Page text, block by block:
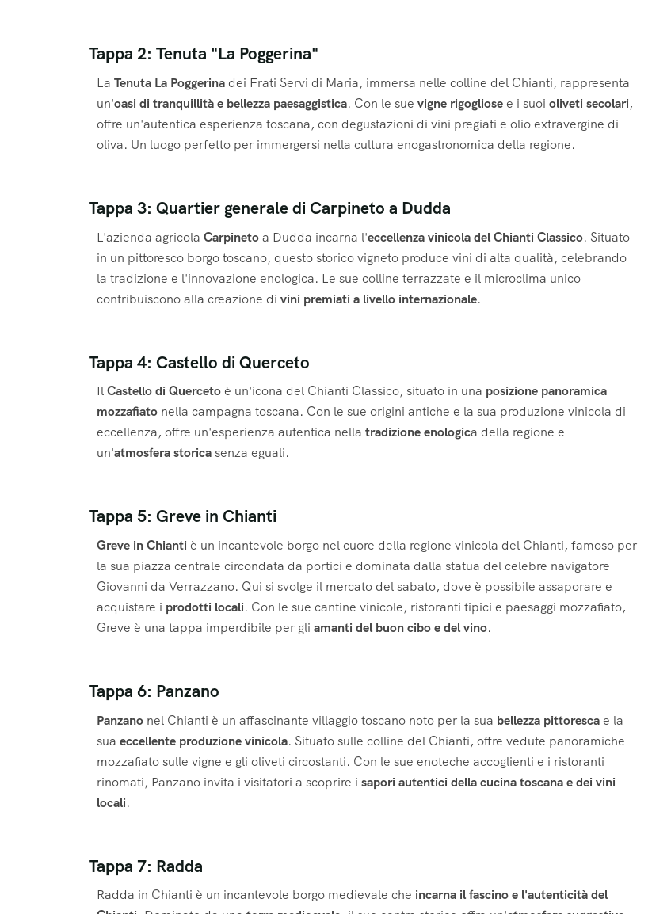
Tappa 2: Tenuta "La Poggerina"
La Tenuta La Poggerina dei Frati Servi di Maria, immersa nelle colline del Chianti, rappresenta
un'oasi di tranquillità e bellezza paesaggistica. Con le sue vigne rigogliosee i suoi oliveti secolari,
offre un'autentica esperienza toscana, con degustazioni di vini pregiati e olio extravergine di
oliva. Un luogo perfetto per immergersi nella cultura enogastronomica della regione.
Tappa 3: Quartier generale di Carpineto a Dudda
L'azienda agricola Carpinetoa Dudda incarna l'eccellenza vinicola del Chianti Classico. Situato
in un pittoresco borgo toscano, questo storico vigneto produce vini di alta qualità, celebrando
la tradizione e l'innovazione enologica. Le sue colline terrazzate e il microclima unico
contribuiscono alla creazione di vini premiati a livello internazionale.
Tappa 4: Castello di Querceto
IlCastello di Quercetoè un'icona del Chianti Classico, situato in una posizione panoramica
mozzafiato nella campagna toscana. Con le sue origini antiche e la sua produzione vinicola di
eccellenza, offre un'esperienza autentica nella tradizione enologica della regione e
un'atmosfera storicasenza eguali.
Tappa 5: Greve in Chianti
Greve in Chianti è un incantevole borgo nel cuore della regione vinicola del Chianti, famoso per
la sua piazza centrale circondata da portici e dominata dalla statua del celebre navigatore
Giovanni da Verrazzano. Qui si svolge il mercato del sabato, dove è possibile assaporare e
acquistare i prodotti locali. Con le sue cantine vinicole, ristoranti tipici e paesaggi mozzafiato,
Greve è una tappa imperdibile per gli amanti del buon cibo e del vino.
Tappa 6: Panzano
Panzano nel Chianti è un affascinante villaggio toscano noto per la sua bellezza pittorescae la
sua eccellente produzione vinicola. Situato sulle colline del Chianti, offre vedute panoramiche
mozzafiato sulle vigne e gli oliveti circostanti. Con le sue enoteche accoglienti e i ristoranti
rinomati, Panzano invita i visitatori a scoprire i sapori autentici della cucina toscana e dei vini
locali.
Tappa 7: Radda
Radda in Chianti è un incantevole borgo medievale che incarna il fascino e l'autenticità del